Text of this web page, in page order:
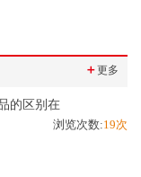
＋更多
的区别在
浏览次数:19次